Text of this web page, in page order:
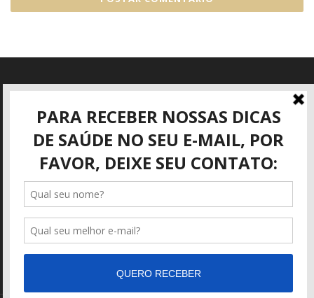
Rua José Mattar, 40
São José dos Campos - SP
(12) 3942-3416
adm@angioviva.com.br
https://angioviva.com.br